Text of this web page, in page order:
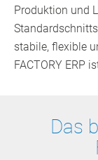
Produktion und
stabile, flexible
FACTORY ERP
Das